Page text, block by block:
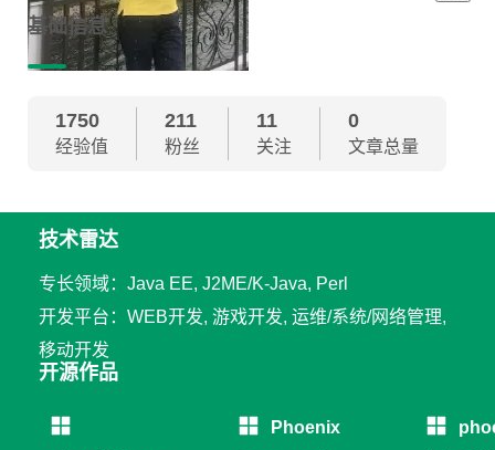
基础信息
1750
经验值
211
粉丝
11
关注
0
文章总量
技术雷达
专长领域：Java EE, J2ME/K-Java, Perl
开发平台：WEB开发, 游戏开发, 运维/系统/网络管理,
移动开发
开源作品
Phoenix